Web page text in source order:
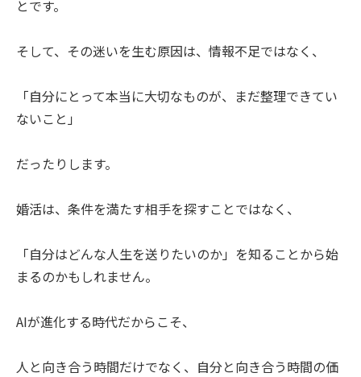
とです。
そして、その迷いを生む原因は、情報不足ではなく、
「自分にとって本当に大切なものが、まだ整理できてい
ないこと」
だったりします。
婚活は、条件を満たす相手を探すことではなく、
「自分はどんな人生を送りたいのか」を知ることから始
まるのかもしれません。
AIが進化する時代だからこそ、
人と向き合う時間だけでなく、自分と向き合う時間の価